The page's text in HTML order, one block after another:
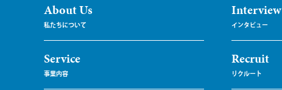
About Us
Service
Interview
Recruit